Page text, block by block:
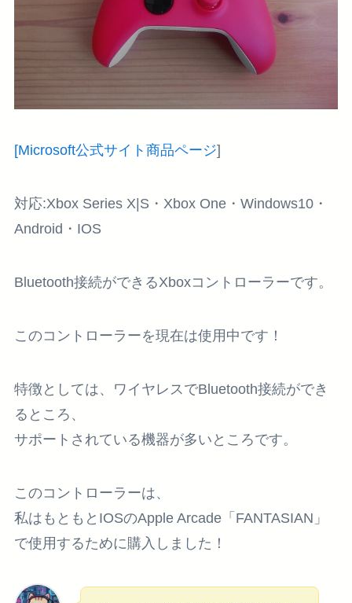
[Microsoft公式サイト商品ページ]
対応:Xbox Series X|S・Xbox One・Windows10・
Android・IOS
Bluetooth接続ができるXboxコントローラーです。
このコントローラーを現在は使用中です！
特徴としては、ワイヤレスでBluetooth接続ができ
るところ、
サポートされている機器が多いところです。
このコントローラーは、
私はもともとIOSのApple Arcade「FANTASIAN」
で使用するために購入しました！